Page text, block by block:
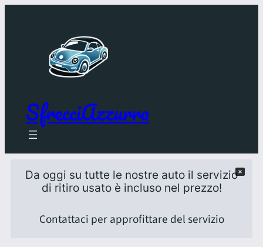
SfrecciAzzurra
Da oggi su tutte le nostre auto il servizio
di ritiro usato è incluso nel prezzo!
Contattaci per approfittare del servizio